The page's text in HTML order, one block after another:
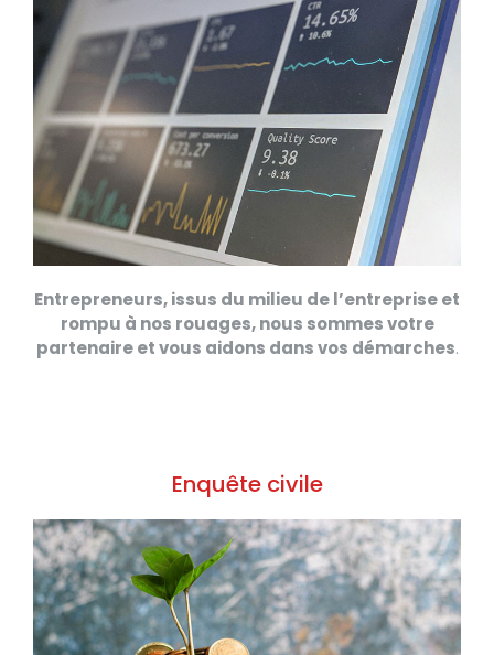
Entrepreneurs, issus du milieu de l’entreprise et
rompu à nos rouages, nous sommes votre
partenaire et vous aidons dans vos démarches.
Enquête civile